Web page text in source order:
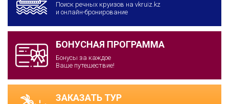
Поиск речных круизов на vkruiz.kz
и онлайн-бронирование
БОНУСНАЯ ПРОГРАММА
Бонусы за каждое
Ваше путешествие!
ЗАКАЗАТЬ ТУР